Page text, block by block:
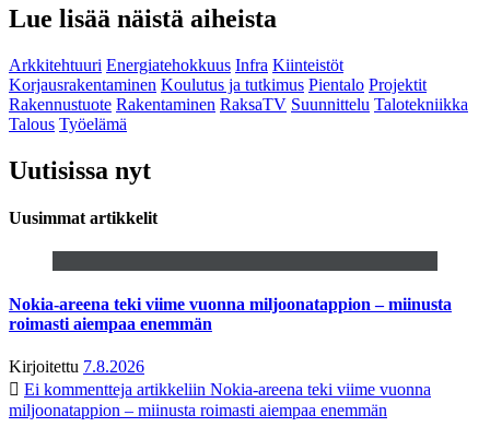
Lue lisää näistä aiheista
Arkkitehtuuri Energiatehokkuus Infra Kiinteistöt
Korjausrakentaminen Koulutus ja tutkimus Pientalo Projektit
Rakennustuote Rakentaminen RaksaTV Suunnittelu Talotekniikka
Talous Työelämä
Uutisissa nyt
Uusimmat artikkelit
Nokia-areena teki viime vuonna miljoonatappion – miinusta
roimasti aiempaa enemmän
Kirjoitettu 7.8.2026
Ei kommentteja artikkeliin Nokia-areena teki viime vuonna
miljoonatappion – miinusta roimasti aiempaa enemmän